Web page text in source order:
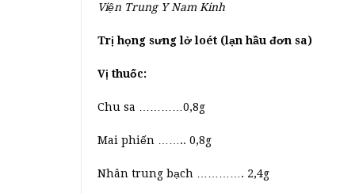
Viện Trung Y Nam Kinh
Trị họng sưng lở loét (lạn hầu đơn sa)
Vị thuốc:
Chu sa …………0,8g
Mai phiến …….. 0,8g
Nhân trung bạch …………. 2,4g